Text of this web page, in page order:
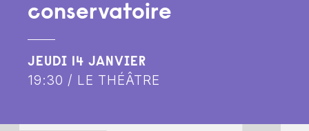
conservatoire
JEUDI 14 JANVIER
19:30 / LE THÉÂTRE